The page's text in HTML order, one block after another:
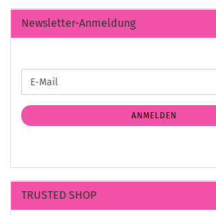
Newsletter-Anmeldung
ZUR
ANMELDUNG
E-
Mail
ANMELDEN
TRUSTED SHOP